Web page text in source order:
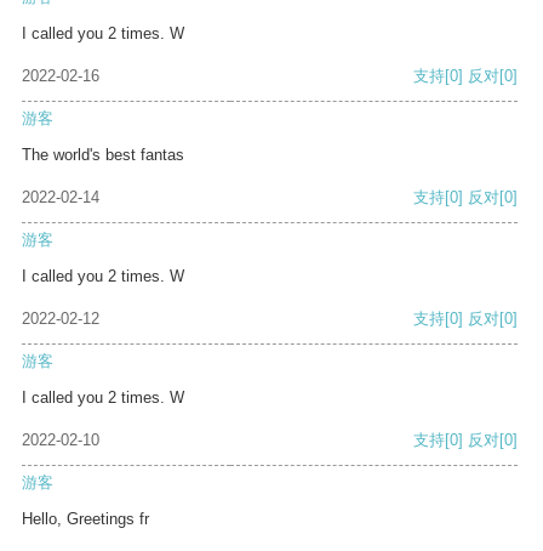
I called you 2 times. W
2022-02-16 支持[0] 反对[0]
游客
The world's best fantas
2022-02-14 支持[0] 反对[0]
游客
I called you 2 times. W
2022-02-12 支持[0] 反对[0]
游客
I called you 2 times. W
2022-02-10 支持[0] 反对[0]
游客
Hello, Greetings fr